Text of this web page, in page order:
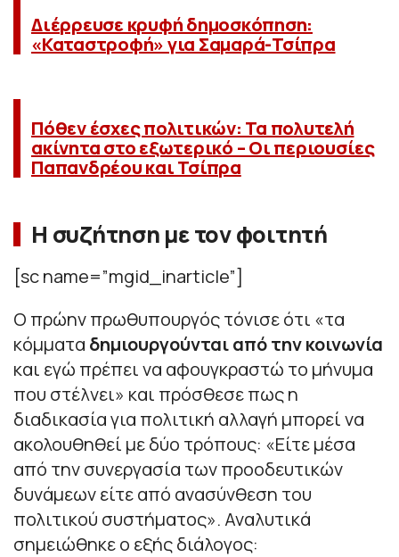
Διέρρευσε κρυφή δημοσκόπηση:
«Καταστροφή» για Σαμαρά-Τσίπρα
Πόθεν έσχες πολιτικών: Τα πολυτελή
ακίνητα στο εξωτερικό – Οι περιουσίες
Παπανδρέου και Τσίπρα
Η συζήτηση με τον φοιτητή
[sc name=”mgid_inarticle”]
Ο πρώην πρωθυπουργός τόνισε ότι «τα
κόμματα δημιουργούνται από την κοινωνία
και εγώ πρέπει να αφουγκραστώ το μήνυμα
που στέλνει» και πρόσθεσε πως η
διαδικασία για πολιτική αλλαγή μπορεί να
ακολουθηθεί με δύο τρόπους: «Είτε μέσα
από την συνεργασία των προοδευτικών
δυνάμεων είτε από ανασύνθεση του
πολιτικού συστήματος». Αναλυτικά
σημειώθηκε ο εξής διάλογος: